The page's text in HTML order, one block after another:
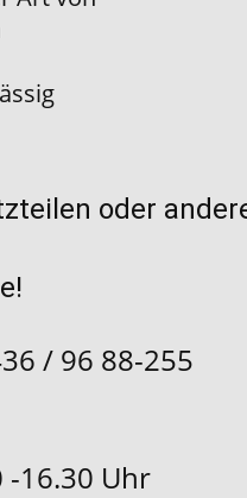
oder
/ 96 88-255
-16.30​ Uhr